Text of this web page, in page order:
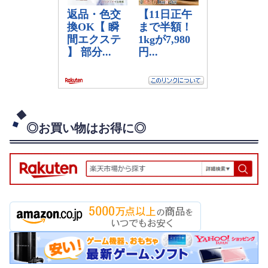
◎お買い物はお得に◎